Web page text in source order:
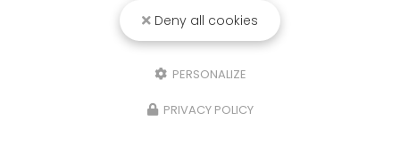
Deny all cookies
PERSONALIZE
PRIVACY POLICY